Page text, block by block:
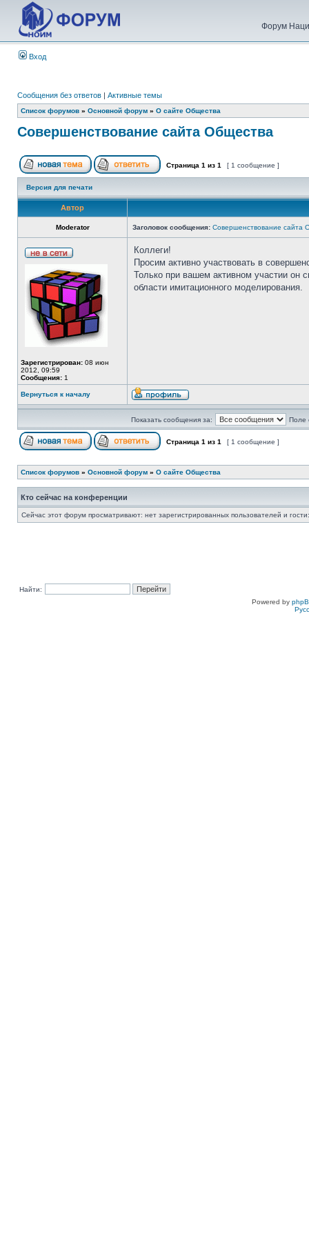
Форум
Вход
Сообщения без ответов | Активные темы
Список форумов » Основной форум » О сайте Общества
Совершенствование сайта Общества
Страница 1 из 1 [ 1 сообщение ]
Версия для печати
Автор
Moderator Заголовок сообщения: Совершенствование сайта
Зарегистрирован: 08 июн
2012, 09:59
Сообщения: 1
Коллеги!
Просим активно участвовать в
Только при вашем активном участии он
области имитационного моделирования.
Вернуться к началу
Показать сообщения за: Поле
Страница 1 из 1 [ 1 сообщение ]
Список форумов » Основной форум » О сайте Общества
Кто сейчас на конференции
Сейчас этот форум просматривают: нет зарегистрированных пользователей и
Найти:
Powered by